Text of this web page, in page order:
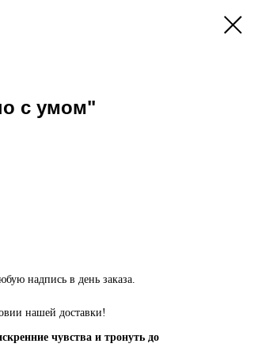
с умом"
надпись в день заказа.
нашей доставки!
чувства и тронуть до